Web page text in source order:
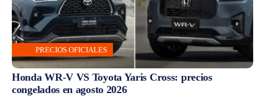
PRECIOS OFICIALES
Honda WR-V VS Toyota Yaris Cross: precios
congelados en agosto 2026